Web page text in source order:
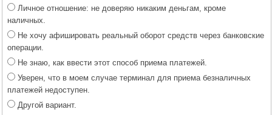
Личное отношение: не доверяю никаким деньгам, кроме
наличных.
Не хочу афишировать реальный оборот средств через банковские
операции.
Не знаю, как ввести этот способ приема платежей.
Уверен, что в моем случае терминал для приема безналичных
платежей недоступен.
Другой вариант.